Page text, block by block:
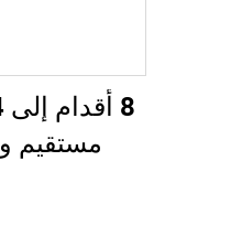
مستقيم و6 شفرات